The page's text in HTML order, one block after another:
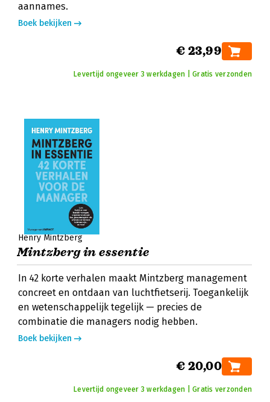
aannames.
Boek bekijken
€ 23,99
Levertijd ongeveer 3 werkdagen | Gratis verzonden
Henry Mintzberg
Mintzberg in essentie
In 42 korte verhalen maakt Mintzberg management
concreet en ontdaan van luchtfietserij. Toegankelijk
en wetenschappelijk tegelijk — precies de
combinatie die managers nodig hebben.
Boek bekijken
€ 20,00
Levertijd ongeveer 3 werkdagen | Gratis verzonden